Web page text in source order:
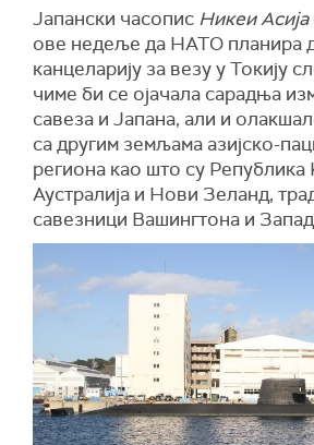
Јапански часопис Никеи Асија
ове недеље да НАТО планира
канцеларију за везу у Токију
чиме би се ојачала сарадња
савеза и Јапана, али и
са другим земљама азијско-
региона као што су Република
Аустралија и Нови Зеланд,
савезници Вашингтона и